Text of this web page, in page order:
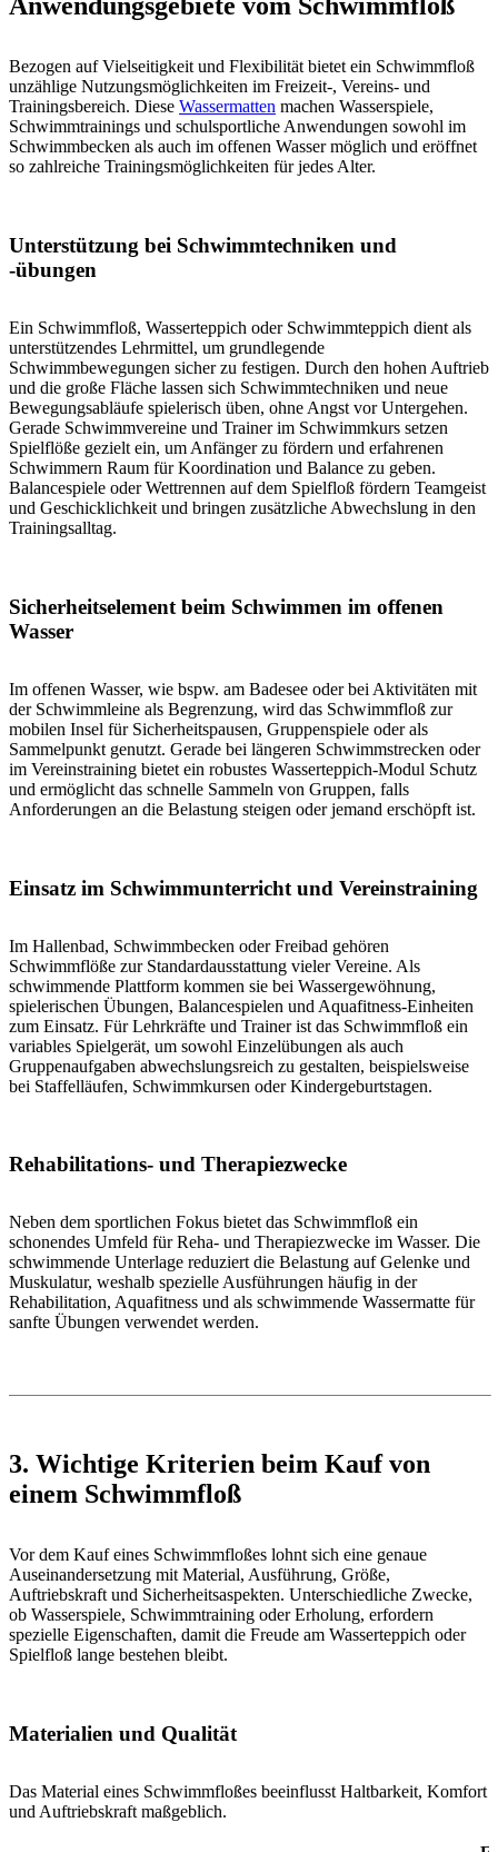
Anwendungsgebiete vom Schwimmfloß
Bezogen auf Vielseitigkeit und Flexibilität bietet ein Schwimmfloß
unzählige Nutzungsmöglichkeiten im Freizeit-, Vereins- und
Trainingsbereich. Diese Wassermatten machen Wasserspiele,
Schwimmtrainings und schulsportliche Anwendungen sowohl im
Schwimmbecken als auch im offenen Wasser möglich und eröffnet
so zahlreiche Trainingsmöglichkeiten für jedes Alter.
Unterstützung bei Schwimmtechniken und
-übungen
Ein Schwimmfloß, Wasserteppich oder Schwimmteppich dient als
unterstützendes Lehrmittel, um grundlegende
Schwimmbewegungen sicher zu festigen. Durch den hohen Auftrieb
und die große Fläche lassen sich Schwimmtechniken und neue
Bewegungsabläufe spielerisch üben, ohne Angst vor Untergehen.
Gerade Schwimmvereine und Trainer im Schwimmkurs setzen
Spielflöße gezielt ein, um Anfänger zu fördern und erfahrenen
Schwimmern Raum für Koordination und Balance zu geben.
Balancespiele oder Wettrennen auf dem Spielfloß fördern Teamgeist
und Geschicklichkeit und bringen zusätzliche Abwechslung in den
Trainingsalltag.
Sicherheitselement beim Schwimmen im offenen
Wasser
Im offenen Wasser, wie bspw. am Badesee oder bei Aktivitäten mit
der Schwimmleine als Begrenzung, wird das Schwimmfloß zur
mobilen Insel für Sicherheitspausen, Gruppenspiele oder als
Sammelpunkt genutzt. Gerade bei längeren Schwimmstrecken oder
im Vereinstraining bietet ein robustes Wasserteppich-Modul Schutz
und ermöglicht das schnelle Sammeln von Gruppen, falls
Anforderungen an die Belastung steigen oder jemand erschöpft ist.
Einsatz im Schwimmunterricht und Vereinstraining
Im Hallenbad, Schwimmbecken oder Freibad gehören
Schwimmflöße zur Standardausstattung vieler Vereine. Als
schwimmende Plattform kommen sie bei Wassergewöhnung,
spielerischen Übungen, Balancespielen und Aquafitness-Einheiten
zum Einsatz. Für Lehrkräfte und Trainer ist das Schwimmfloß ein
variables Spielgerät, um sowohl Einzelübungen als auch
Gruppenaufgaben abwechslungsreich zu gestalten, beispielsweise
bei Staffelläufen, Schwimmkursen oder Kindergeburtstagen.
Rehabilitations- und Therapiezwecke
Neben dem sportlichen Fokus bietet das Schwimmfloß ein
schonendes Umfeld für Reha- und Therapiezwecke im Wasser. Die
schwimmende Unterlage reduziert die Belastung auf Gelenke und
Muskulatur, weshalb spezielle Ausführungen häufig in der
Rehabilitation, Aquafitness und als schwimmende Wassermatte für
sanfte Übungen verwendet werden.
3. Wichtige Kriterien beim Kauf von
einem Schwimmfloß
Vor dem Kauf eines Schwimmfloßes lohnt sich eine genaue
Auseinandersetzung mit Material, Ausführung, Größe,
Auftriebskraft und Sicherheitsaspekten. Unterschiedliche Zwecke,
ob Wasserspiele, Schwimmtraining oder Erholung, erfordern
spezielle Eigenschaften, damit die Freude am Wasserteppich oder
Spielfloß lange bestehen bleibt.
Materialien und Qualität
Das Material eines Schwimmfloßes beeinflusst Haltbarkeit, Komfort
und Auftriebskraft maßgeblich.